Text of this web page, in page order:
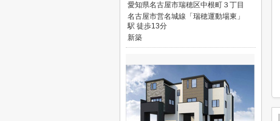
愛知県名古屋市瑞穂区中根町３丁目
名古屋市営名城線「瑞穂運動場東」
駅 徒歩13分
新築